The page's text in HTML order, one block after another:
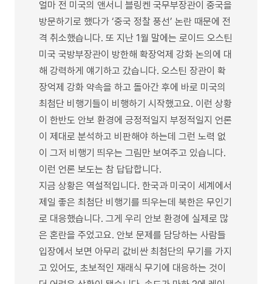
얼마 전 미국의 앤서니 블링켄 국무부장관이 중국을
방문하기로 했다가 ‘중국 정찰 풍선’ 논란 때문에 전
격 취소했습니다. 또 지난 1월 말에는 로이드 오스틴
미국 국방부장관이 방한해 확장억제 강화 논의에 대
해 강력하게 얘기하고 갔습니다. 오스틴 장관이 확
장억제 강화 약속을 하고 돌아간 후에 바로 미국의
최첨단 비행기들이 비행하기 시작했고요. 이런 상황
이 한반도 안보 환경에 긍정적일지 부정적일지 언론
이 제대로 분석하고 비판해야 하는데 그런 노력 없
이 그저 비행기 띄우는 그림만 보여주고 있습니다.
이런 언론 보도는 참 답답합니다.
지금 상황은 역설적입니다. 한국과 미국이 세계에서
제일 좋은 최첨단 비행기를 띄우는데 북한은 무인기
로 대응했습니다. 그게 우리 안보 환경에 실제로 많
은 혼란을 주었고요. 안보 문제를 담당하는 사람들
입장에서 보면 아무리 값비싼 최첨단의 무기를 가지
고 있어도, 초보적인 재래식 무기에 대응하는 것이